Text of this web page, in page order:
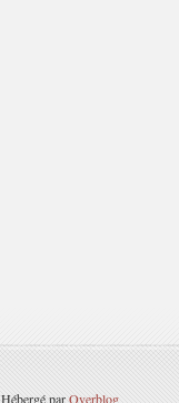
Hébergé parOverblog